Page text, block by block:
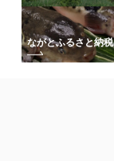
ながとふるさと納税